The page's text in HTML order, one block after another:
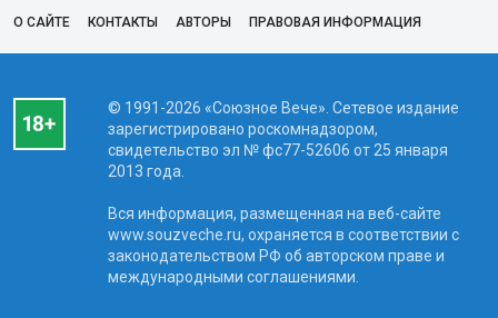
О САЙТЕ КОНТАКТЫ АВТОРЫ ПРАВОВАЯ ИНФОРМАЦИЯ
© 1991-2026 «Союзное Вече». Сетевое издание
зарегистрировано роскомнадзором,
свидетельство эл № фc77-52606 от 25 января
2013 года.
Вся информация, размещенная на веб-сайте
www.souzveche.ru, охраняется в соответствии с
законодательством РФ об авторском праве и
международными соглашениями.